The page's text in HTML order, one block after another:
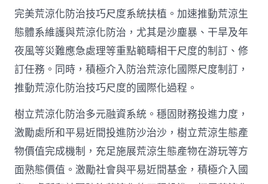
完美荒涼化防治技巧尺度系統扶植。加速推動荒涼生
態體系維護與荒涼化防治，尤其是沙塵暴、干旱及年
夜風等災難應急處理等重點範疇相干尺度的制訂、修
訂任務。同時，積極介入防治荒涼化國際尺度制訂，
推動荒涼化防治技巧尺度的國際化過程。
樹立荒涼化防治多元融資系統。穩固財務投進力度，
激勵處所和平易近間投進防沙治沙，樹立荒涼生態產
物價值完成機制，充足施展荒涼生態產物在游玩等方
面熟態價值。激勵社會與平易近間基金，積極介入國